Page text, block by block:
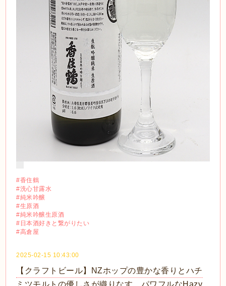
#香住鶴
#洗心甘露水
#純米吟醸
#生原酒
#純米吟醸生原酒
#日本酒好きと繋がりたい
#高倉屋
2025-02-15 10:43:00
【クラフトビール】NZホップの豊かな香りとハチ